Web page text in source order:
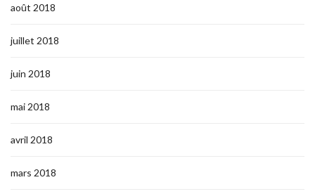
août 2018
juillet 2018
juin 2018
mai 2018
avril 2018
mars 2018